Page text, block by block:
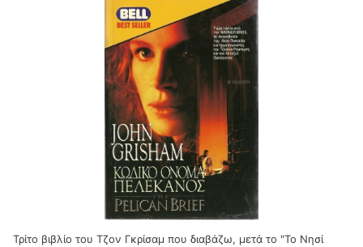
Τρίτο βιβλίο του Τζον Γκρίσαμ που διαβάζω, μετά το "Το Νησί